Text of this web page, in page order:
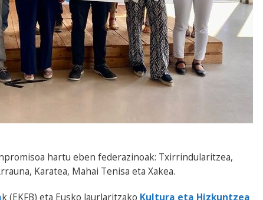
hartu eben federazinoak: Txirrindularitzea,
Karatea, Mahai Tenisa eta Xakea.